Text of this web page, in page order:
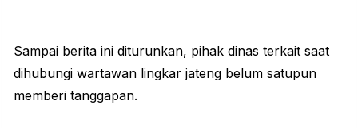
Sampai berita ini diturunkan, pihak dinas terkait saat
dihubungi wartawan lingkar jateng belum satupun
memberi tanggapan.